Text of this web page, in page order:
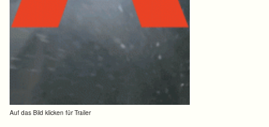
Auf das Bild klicken für Trailer